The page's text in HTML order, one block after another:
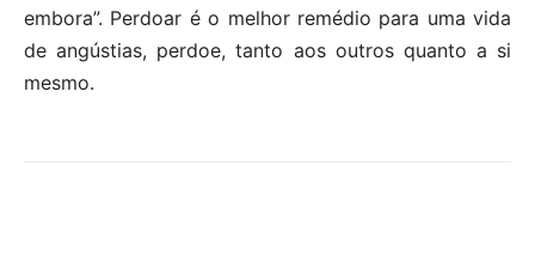
embora”. Perdoar é o melhor remédio para uma vida
de angústias, perdoe, tanto aos outros quanto a si
mesmo.